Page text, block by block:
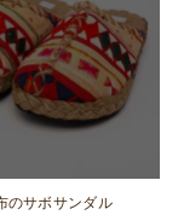
のサボサンダル